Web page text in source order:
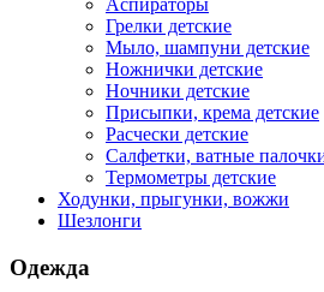
Аспираторы
Грелки детские
Мыло, шампуни детские
Ножнички детские
Ночники детские
Присыпки, крема детские
Расчески детские
Салфетки, ватные
Термометры детские
Ходунки, прыгунки, вожжи
Шезлонги
Одежда